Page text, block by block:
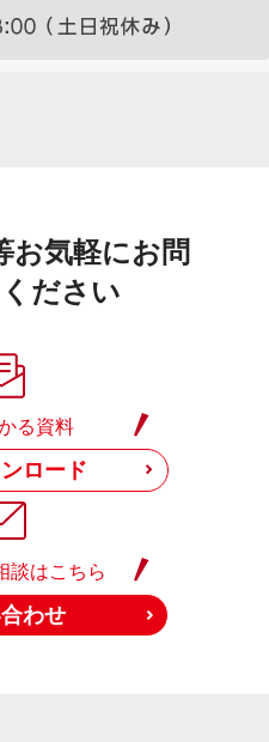
お気軽にお問
ださい
る資料
ロード
談はこちら
わせ